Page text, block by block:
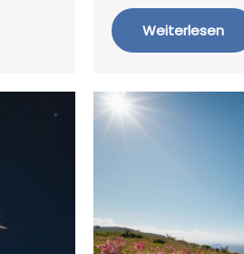
Weiterlesen